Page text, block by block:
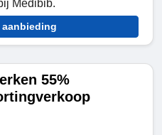
Medibib.
aanbieding
55%